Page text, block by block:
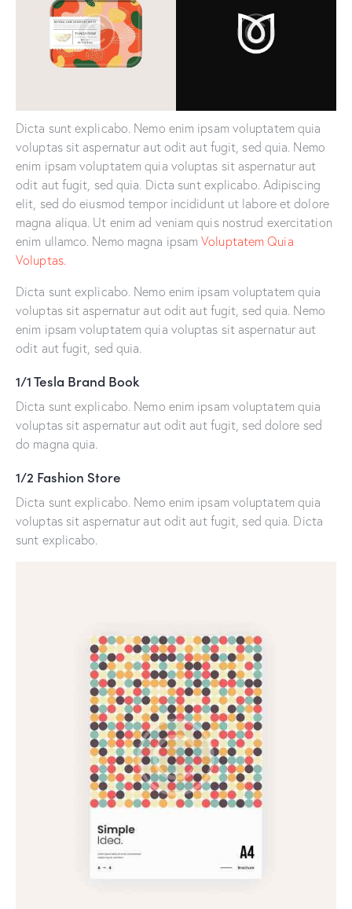
Dicta sunt explicabo. Nemo enim ipsam voluptatem quia
voluptas sit aspernatur aut odit aut fugit, sed quia. Nemo
enim ipsam voluptatem quia voluptas sit aspernatur aut
odit aut fugit, sed quia. Dicta sunt explicabo. Adipiscing
elit, sed do eiusmod tempor incididunt ut labore et dolore
magna aliqua. Ut enim ad veniam quis nostrud exercitation
enim ullamco. Nemo magna ipsamVoluptatem Quia
Voluptas.
Dicta sunt explicabo. Nemo enim ipsam voluptatem quia
voluptas sit aspernatur aut odit aut fugit, sed quia. Nemo
enim ipsam voluptatem quia voluptas sit aspernatur aut
odit aut fugit, sed quia.
1/1 Tesla Brand Book
Dicta sunt explicabo. Nemo enim ipsam voluptatem quia
voluptas sit aspernatur aut odit aut fugit, sed dolore sed
do magna quia.
1/2 Fashion Store
Dicta sunt explicabo. Nemo enim ipsam voluptatem quia
voluptas sit aspernatur aut odit aut fugit, sed quia. Dicta
sunt explicabo.